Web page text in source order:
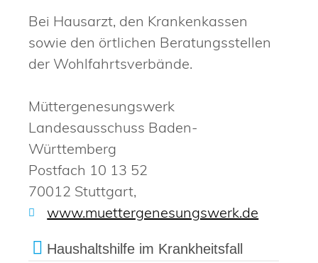
Bei Hausarzt, den Krankenkassen
sowie den örtlichen Beratungsstellen
der Wohlfahrtsverbände.
Müttergenesungswerk
Landesausschuss Baden-
Württemberg
Postfach 10 13 52
70012 Stuttgart,
www.muettergenesungswerk.de
Haushaltshilfe im Krankheitsfall